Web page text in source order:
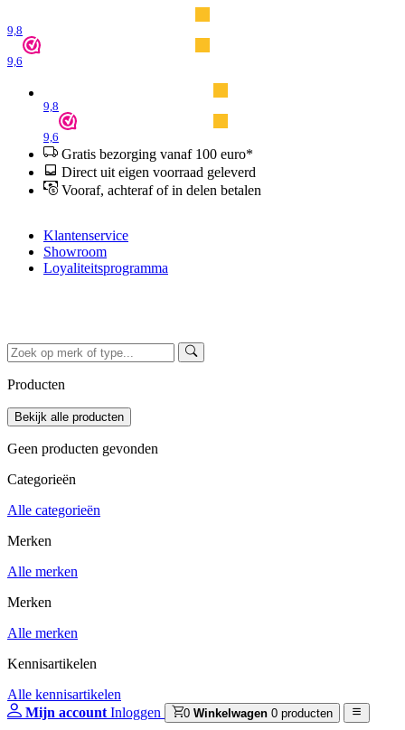
9,8
9,6
9,8
9,6
Gratis bezorging vanaf 100 euro*
Direct uit eigen voorraad geleverd
Vooraf, achteraf of in delen betalen
Klantenservice
Showroom
Loyaliteitsprogramma
Producten
Geen producten gevonden
Categorieën
Alle categorieën
Merken
Alle merken
Merken
Alle merken
Kennisartikelen
Alle kennisartikelen
Mijn account Inloggen 0 Winkelwagen 0 producten